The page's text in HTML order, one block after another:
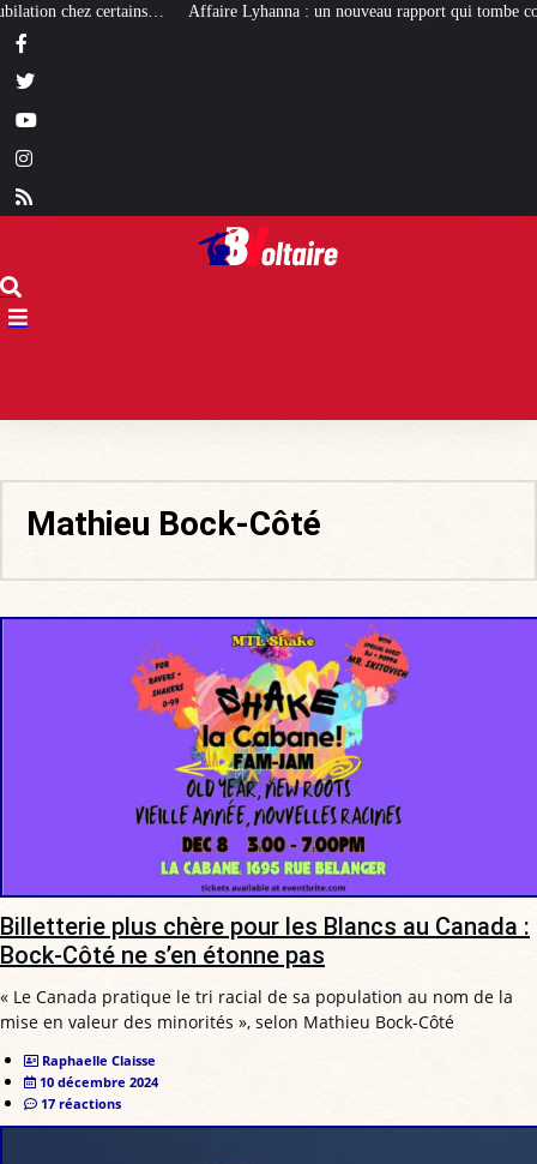
Affaire Lyhanna : un nouveau rapport qui tombe comme un cruel bilan
Mathieu Bock-Côté
Billetterie plus chère pour les Blancs au Canada :
Bock-Côté ne s’en étonne pas
« Le Canada pratique le tri racial de sa population au nom de la
mise en valeur des minorités », selon Mathieu Bock-Côté
Raphaelle Claisse
10 décembre 2024
17 réactions